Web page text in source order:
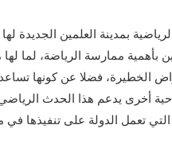
بمدينة العلمين الجديدة
بأهمية ممارسة الرياضة، لما
الخطيرة، فضلا عن كونها
أخرى يدعم هذا الحدث
تعمل الدولة على تنفيذها في